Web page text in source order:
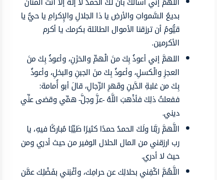
بديعُ السَّمواتِ والأرضِ يا ذا الجلالِ والإِكرامِ يا حيُّ يا
قيُّومُ أن ترزقنا الأموال الطائلة بكرمك يا أكرم
الأكرمين.
اللهمَّ إني أعوذُ بِكَ منَ الْهمِّ والحَزَنِ، وأعوذُ بِكَ منَ
العجزِ والْكسلِ، وأعوذُ بِكَ منَ الجبنِ والبخلِ، وأعوذُ
بِكَ من غلبةِ الدَّينِ وقَهرِ الرِّجالِ، قالَ أبو أُمامة:
ففعلتُ ذلِكَ فأذْهبَ اللَّهُ -عزَّ وجلَّ- همِّي وقضى عنِّي
ديني.
اللَّهمَّ ربَّنا ولَكَ الحمدُ حمدًا كثيرًا طَيِّبًا مُباركًا فيهِ، يا
رب ارزقني من المال الحلال الوفير من حيث أدري ومن
حيث لا أدري.
اللَّهُمَّ اكْفِني بحلالِك عن حرامِك، وأغْنِني بفَضْلِك عمَّن